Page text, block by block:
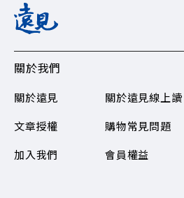
關於我們
關於遠見
文章授權
加入我們
關於遠見線上讀
購物常見問題​
會員權益